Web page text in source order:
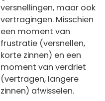
versnellingen, maar ook
vertragingen. Misschien
een moment van
frustratie (versnellen,
korte zinnen) en een
moment van verdriet
(vertragen, langere
zinnen) afwisselen.